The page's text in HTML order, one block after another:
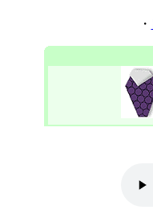
・